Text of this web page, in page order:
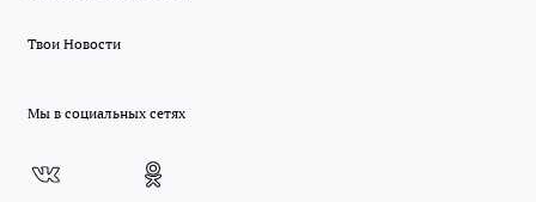
Твои Новости
Мы в социальных сетях